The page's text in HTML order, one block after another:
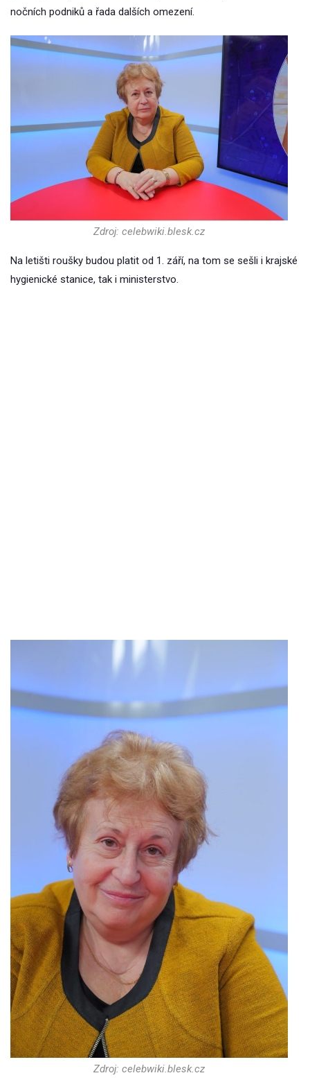
nočních podniků a řada dalších omezení.
Zdroj: celebwiki.blesk.cz
Na letišti roušky budou platit od 1. září, na tom se sešli i krajské
hygienické stanice, tak i ministerstvo.
Zdroj: celebwiki.blesk.cz